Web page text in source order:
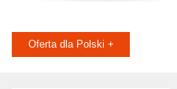
Oferta dla Polski +